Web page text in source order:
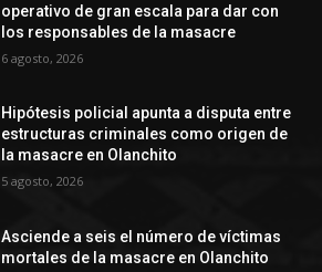
operativo de gran escala para dar con
los responsables de la masacre
6 agosto, 2026
Hipótesis policial apunta a disputa entre
estructuras criminales como origen de
la masacre en Olanchito
5 agosto, 2026
Asciende a seis el número de víctimas
mortales de la masacre en Olanchito